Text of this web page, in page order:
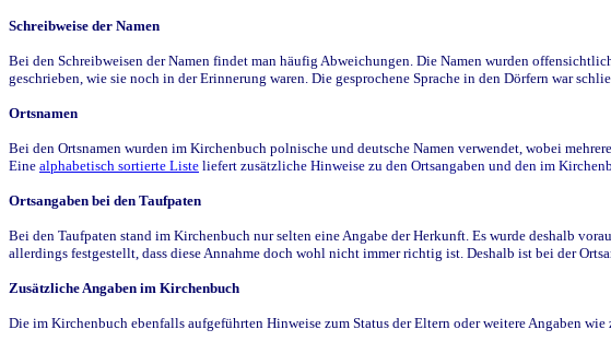
Schreibweise der Namen
Bei den Schreibweisen der Namen findet man häufig Abweichungen. Die Namen wurden
geschrieben, wie sie noch in der Erinnerung waren. Die gesprochene Sprache in den Dörfern war
Ortsnamen
Bei den Ortsnamen wurden im Kirchenbuch polnische und deutsche Namen verwendet, wobei
Eine alphabetisch sortierte Liste liefert zusätzliche Hinweise zu den Ortsangaben und den im
Ortsangaben bei den Taufpaten
Bei den Taufpaten stand im Kirchenbuch nur selten eine Angabe der Herkunft. Es wurde deshalb
allerdings festgestellt, dass diese Annahme doch wohl nicht immer richtig ist. Deshalb ist bei der
Zusätzliche Angaben im Kirchenbuch
Die im Kirchenbuch ebenfalls aufgeführten Hinweise zum Status der Eltern oder weitere Angaben wie